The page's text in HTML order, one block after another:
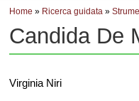
Home » Ricerca guidata »
Candida De
Virginia Niri